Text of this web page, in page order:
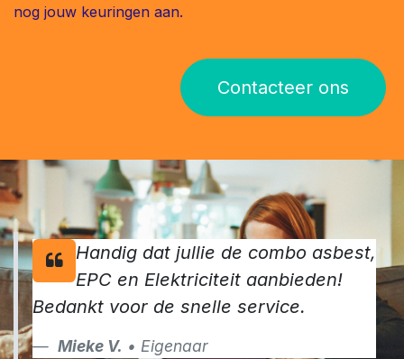
nog jouw keuringen aan.
Contacteer ons
Handig dat jullie de combo asbest,
EPC en Elektriciteit aanbieden!
Bedankt voor de snelle service.
Mieke V. • Eigenaar